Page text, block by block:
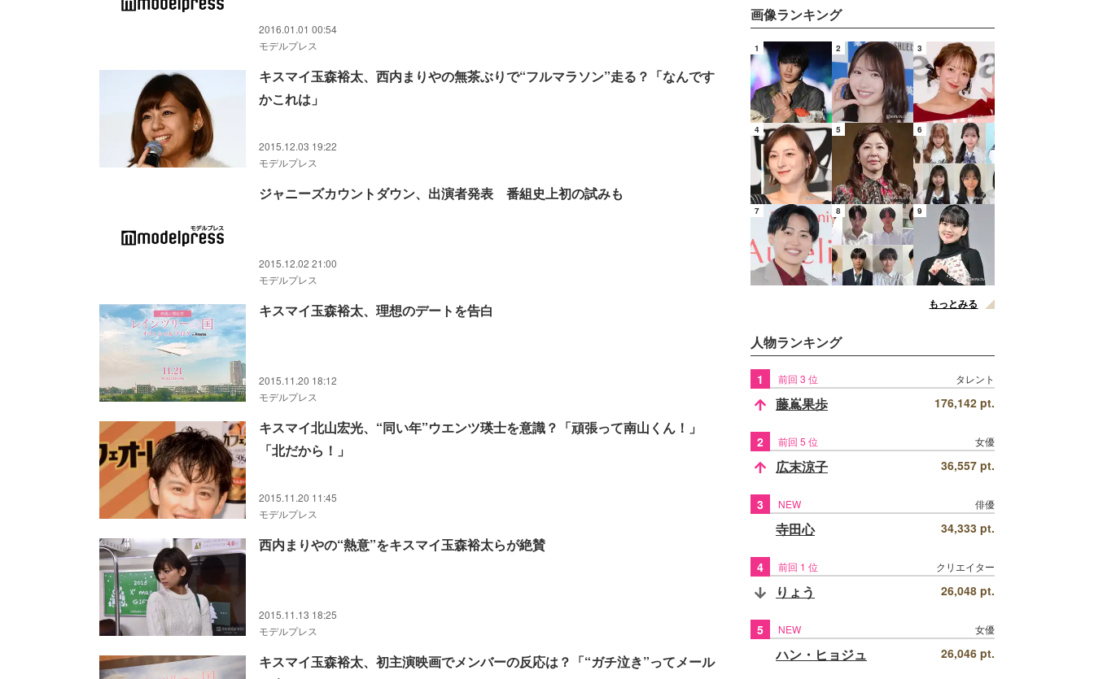
2016.01.01 00:54
モデルプレス
キスマイ玉森裕太、西内まりやの無茶ぶりで“フルマラソン”走る？「なんです
かこれは」
2015.12.03 19:22
モデルプレス
ジャニーズカウントダウン、出演者発表 番組史上初の試みも
2015.12.02 21:00
モデルプレス
キスマイ玉森裕太、理想のデートを告白
2015.11.20 18:12
モデルプレス
キスマイ北山宏光、“同い年”ウエンツ瑛士を意識？「頑張って南山くん！」
「北だから！」
2015.11.20 11:45
モデルプレス
西内まりやの“熱意”をキスマイ玉森裕太らが絶賛
2015.11.13 18:25
モデルプレス
キスマイ玉森裕太、初主演映画でメンバーの反応は？「“ガチ泣き”ってメール
画像ランキング
1 2 3
4 5 6
7 8 9
もっとみる
人物ランキング
1 前回 3 位 タレント
藤嶌果歩 176,142 pt.
2 前回 5 位 女優
広末涼子 36,557 pt.
3 NEW 俳優
寺田心 34,333 pt.
4 前回 1 位 クリエイター
りょう 26,048 pt.
5 NEW 女優
ハン・ヒョジュ 26,046 pt.